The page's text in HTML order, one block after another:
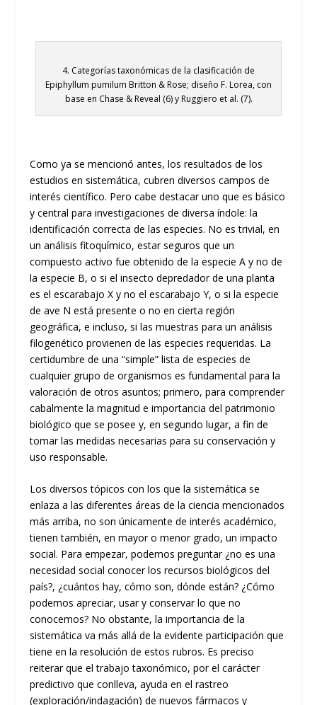
4. Categorías taxonómicas de la clasificación de
Epiphyllum pumilum Britton & Rose; diseño F. Lorea, con
base en Chase & Reveal (6) y Ruggiero et al. (7).
Como ya se mencionó antes, los resultados de los
estudios en sistemática, cubren diversos campos de
interés científico. Pero cabe destacar uno que es básico
y central para investigaciones de diversa índole: la
identificación correcta de las especies. No es trivial, en
un análisis fitoquímico, estar seguros que un
compuesto activo fue obtenido de la especie A y no de
la especie B, o si el insecto depredador de una planta
es el escarabajo X y no el escarabajo Y, o si la especie
de ave N está presente o no en cierta región
geográfica, e incluso, si las muestras para un análisis
filogenético provienen de las especies requeridas. La
certidumbre de una “simple” lista de especies de
cualquier grupo de organismos es fundamental para la
valoración de otros asuntos; primero, para comprender
cabalmente la magnitud e importancia del patrimonio
biológico que se posee y, en segundo lugar, a fin de
tomar las medidas necesarias para su conservación y
uso responsable.
Los diversos tópicos con los que la sistemática se
enlaza a las diferentes áreas de la ciencia mencionados
más arriba, no son únicamente de interés académico,
tienen también, en mayor o menor grado, un impacto
social. Para empezar, podemos preguntar ¿no es una
necesidad social conocer los recursos biológicos del
país?, ¿cuántos hay, cómo son, dónde están? ¿Cómo
podemos apreciar, usar y conservar lo que no
conocemos? No obstante, la importancia de la
sistemática va más allá de la evidente participación que
tiene en la resolución de estos rubros. Es preciso
reiterar que el trabajo taxonómico, por el carácter
predictivo que conlleva, ayuda en el rastreo
(exploración/indagación) de nuevos fármacos y